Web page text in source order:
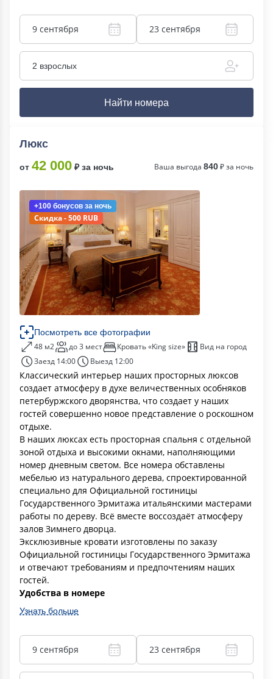
9 сентября 23 сентября
2 взрослых
Найти номера
Люкс
от 42 000 ₽ за ночь Ваша выгода 840₽ за ночь
+100 бонусов за ночь
Скидка - 500 RUB
Посмотреть все фотографии
48 м2 до 3 мест Кровать «King size»
Вид на город
Заезд 14:00
Выезд 12:00
Классический интерьер наших просторных люксов
создает атмосферу в духе величественных особняков
петербуржского дворянства, что создает у наших
гостей совершенно новое представление о роскошном
отдыхе.
В наших люксах есть просторная спальня с отдельной
зоной отдыха и высокими окнами, наполняющими
номер дневным светом. Все номера обставлены
мебелью из натурального дерева, спроектированной
специально для Официальной гостиницы
Государственного Эрмитажа итальянскими мастерами
работы по дереву. Всё вместе воссоздаёт атмосферу
залов Зимнего дворца.
Эксклюзивные кровати изготовлены по заказу
Официальной гостиницы Государственного Эрмитажа
и отвечают требованиям и предпочтениям наших
гостей.
Удобства в номере
Узнать больше
9 сентября 23 сентября